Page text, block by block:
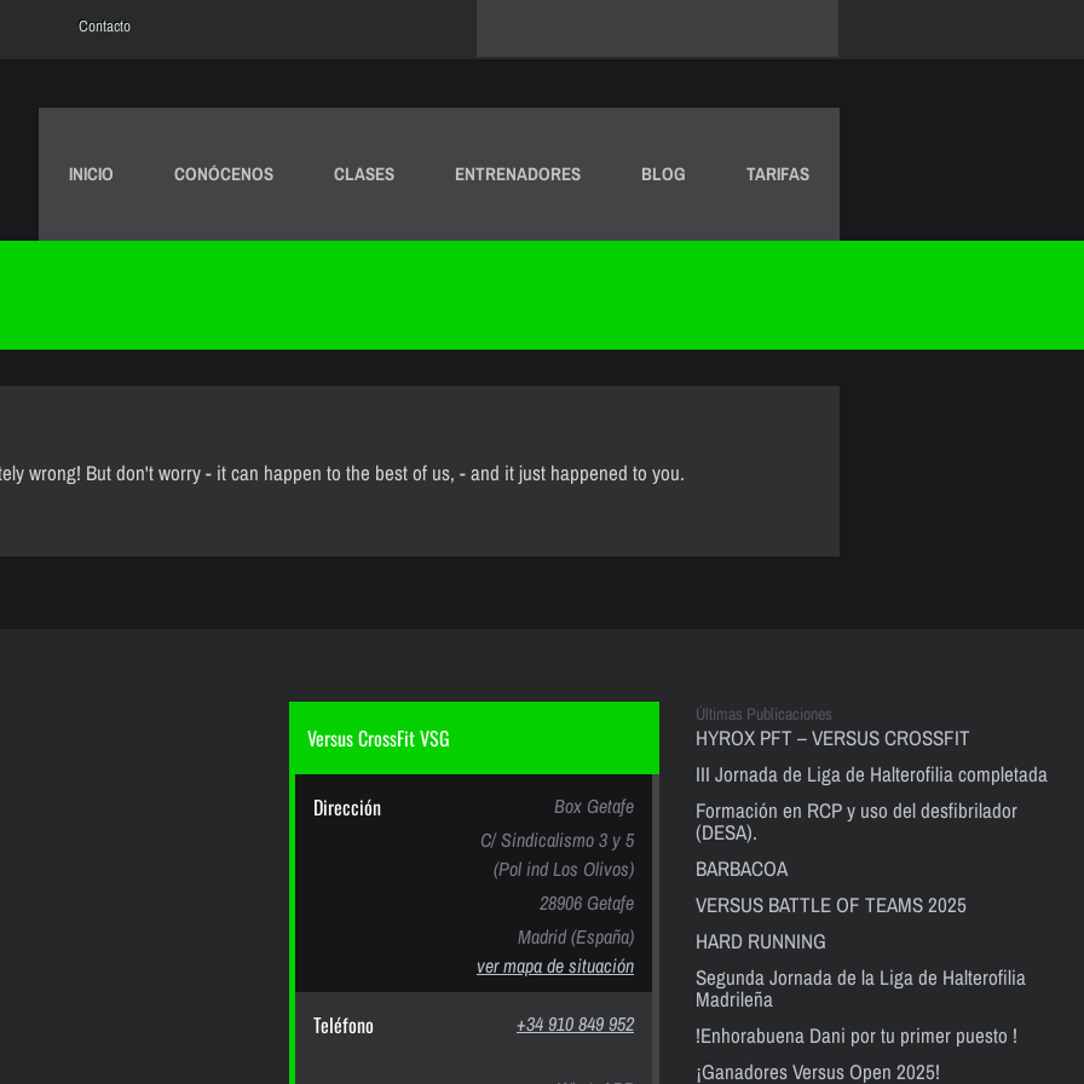
Contacto
INICIO CONÓCENOS CLASES ENTRENADORES BLOG TARIFAS
wrong! But don't worry - it can happen to the best of us, - and it just happened to you.
Versus CrossFit VSG
Dirección
Box Getafe
C/ Sindicalismo 3 y 5
(Pol ind Los Olivos)
28906 Getafe
Madrid (España)
ver mapa de situación
Teléfono +34 910 849 952
Últimas Publicaciones
HYROX PFT – VERSUS CROSSFIT
III Jornada de Liga de Halterofilia completada
Formación en RCP y uso del desfibrilador
(DESA).
BARBACOA
VERSUS BATTLE OF TEAMS 2025
HARD RUNNING
Segunda Jornada de la Liga de Halterofilia
Madrileña
!Enhorabuena Dani por tu primer puesto !
¡Ganadores Versus Open 2025!